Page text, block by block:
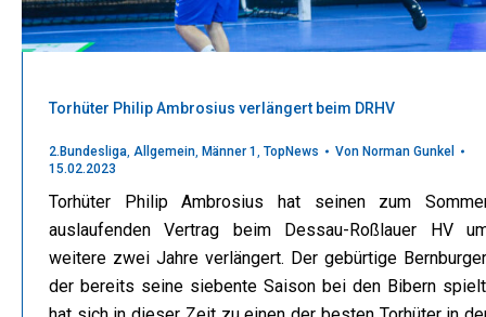
Torhüter Philip Ambrosius verlängert beim DRHV
2.Bundesliga, Allgemein, Männer 1 , TopNews Von Norman Gunkel
15.02.2023
Torhüter Philip Ambrosius hat seinen zum
auslaufenden Vertrag beim Dessau-Roßlauer HV
weitere zwei Jahre verlängert. Der gebürtige
der bereits seine siebente Saison bei den Bibern